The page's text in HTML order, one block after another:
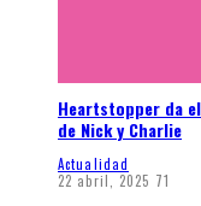
Heartstopper da
de Nick y Charlie
Actualidad
22 abril, 2025 71